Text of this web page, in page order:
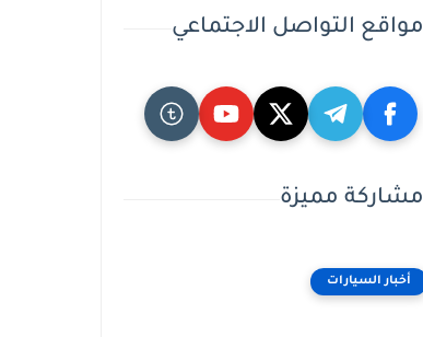
مواقع التواصل الاجتماعي
مشاركة مميزة
أخبار السيارات